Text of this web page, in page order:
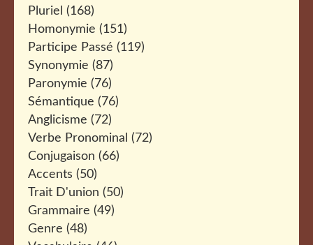
Pluriel (168)
Homonymie (151)
Participe Passé (119)
Synonymie (87)
Paronymie (76)
Sémantique (76)
Anglicisme (72)
Verbe Pronominal (72)
Conjugaison (66)
Accents (50)
Trait D'union (50)
Grammaire (49)
Genre (48)